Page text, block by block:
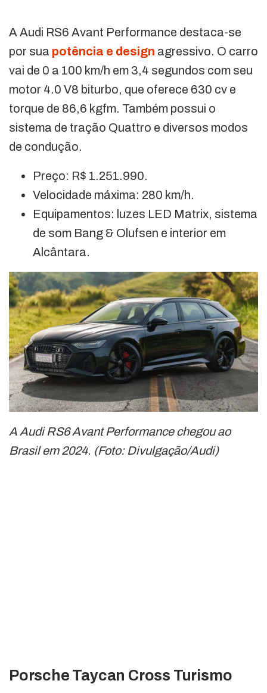
A Audi RS6 Avant Performance destaca-se
por sua potência e design agressivo. O carro
vai de 0 a 100 km/h em 3,4 segundos com seu
motor 4.0 V8 biturbo, que oferece 630 cv e
torque de 86,6 kgfm. Também possui o
sistema de tração Quattro e diversos modos
de condução.
Preço: R$ 1.251.990.
Velocidade máxima: 280 km/h.
Equipamentos: luzes LED Matrix, sistema
de som Bang & Olufsen e interior em
Alcântara.
A Audi RS6 Avant Performance chegou ao
Brasil em 2024. (Foto: Divulgação/Audi)
Porsche Taycan Cross Turismo